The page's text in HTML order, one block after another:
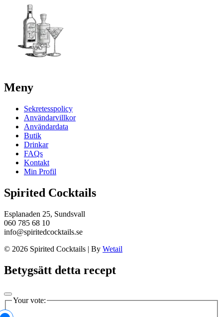
Meny
Sekretesspolicy
Användarvillkor
Användardata
Butik
Drinkar
FAQs
Kontakt
Min Profil
Spirited Cocktails
Esplanaden 25, Sundsvall
060 785 68 10
info@spiritedcocktails.se
© 2026 Spirited Cocktails | By Wetail
Betygsätt detta recept
Your vote: